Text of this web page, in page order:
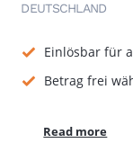
DEUTSCHLAND
Einlösbar für
Betrag frei
Read more